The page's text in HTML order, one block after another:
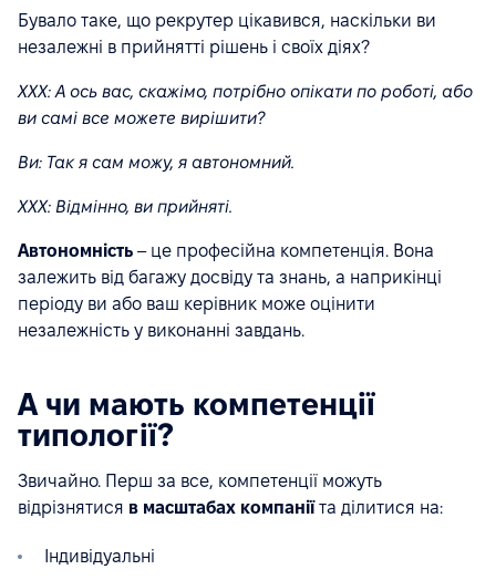
Бувало таке, що рекрутер цікавився, наскільки ви
незалежні в прийнятті рішень і своїх діях?
ХХХ: А ось вас, скажімо, потрібно опікати по роботі, або
ви самі все можете вирішити?
Ви: Так я сам можу, я автономний.
ХХХ: Відмінно, ви прийняті.
Автономність – це професійна компетенція. Вона
залежить від багажу досвіду та знань, а наприкінці
періоду ви або ваш керівник може оцінити
незалежність у виконанні завдань.
А чи мають компетенції
типології?
Звичайно. Перш за все, компетенції можуть
відрізнятися в масштабах компаніїта ділитися на:
Індивідуальні